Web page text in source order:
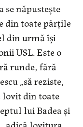
se năpustește
din toate părțile
din urmă își
USL. Este o
runde, fără
„să reziste,
lovit din toate
lui Badea și
adică lovitura